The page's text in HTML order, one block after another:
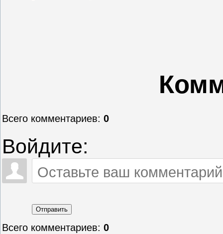
Всего комментариев: 0
Войдите:
Отправить
Всего комментариев: 0